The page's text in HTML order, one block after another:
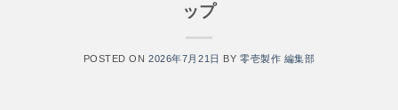
ップ
POSTED ON2026年7月21日 BY 零壱製作 編集部